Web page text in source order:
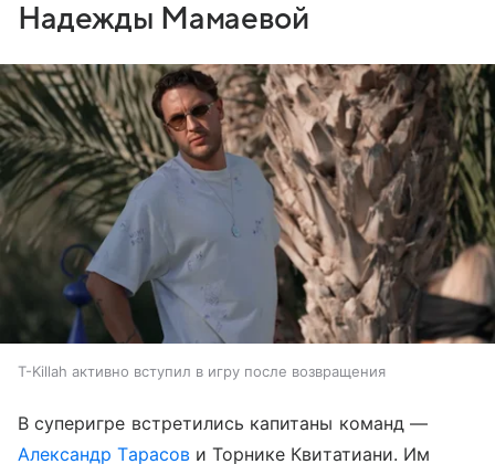
Надежды Мамаевой
T-Killah активно вступил в игру после возвращения
В суперигре встретились капитаны команд —
Александр Тарасови Торнике Квитатиани. Им